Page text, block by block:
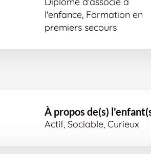
l'enfance, Formation en
premiers secours
À propos de(s)
Actif, Sociable, Curieux